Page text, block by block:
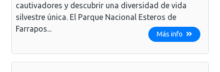
cautivadores y descubrir una diversidad de vida
silvestre única. El Parque Nacional Esteros de
Farrapos...
Más info